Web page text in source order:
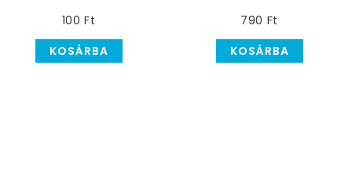
100 Ft
KOSÁRBA
790 Ft
KOSÁRBA